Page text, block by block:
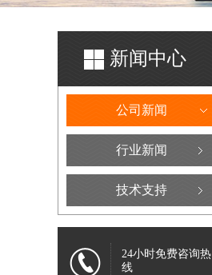
新闻中心
公司新闻
行业新闻
技术支持
24小时免费咨询热
线